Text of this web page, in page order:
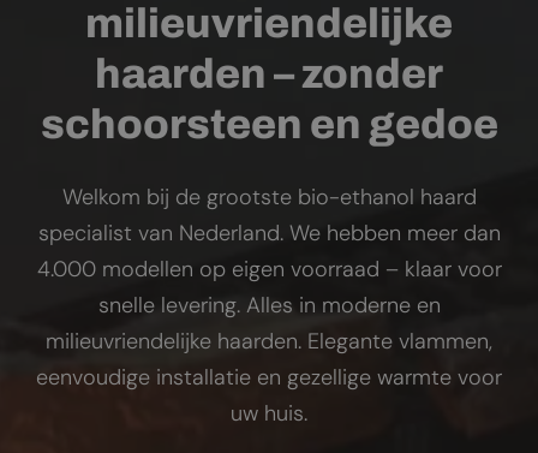
milieuvriendelijke
haarden – zonder
schoorsteen en gedoe
Welkom bij de grootste bio-ethanol haard
specialist van Nederland. We hebben meer dan
4.000 modellen op eigen voorraad – klaar voor
snelle levering. Alles in moderne en
milieuvriendelijke haarden. Elegante vlammen,
eenvoudige installatie en gezellige warmte voor
uw huis.